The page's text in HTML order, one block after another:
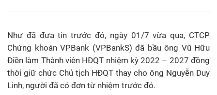
Như đã đưa tin trước đó, ngày 01/7 vừa qua, CTCP
Chứng khoán VPBank (VPBankS) đã bầu ông Vũ Hữu
Điền làm Thành viên HĐQT nhiệm kỳ 2022 – 2027 đồng
thời giữ chức Chủ tịch HĐQT thay cho ông Nguyễn Duy
Linh, người đã có đơn từ nhiệm trước đó.